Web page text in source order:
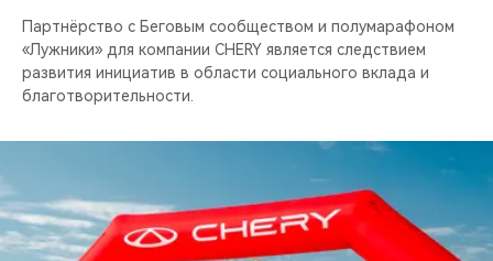
Партнёрство с Беговым сообществом и полумарафоном
«Лужники» для компании CHERY является следствием
развития инициатив в области социального вклада и
благотворительности.